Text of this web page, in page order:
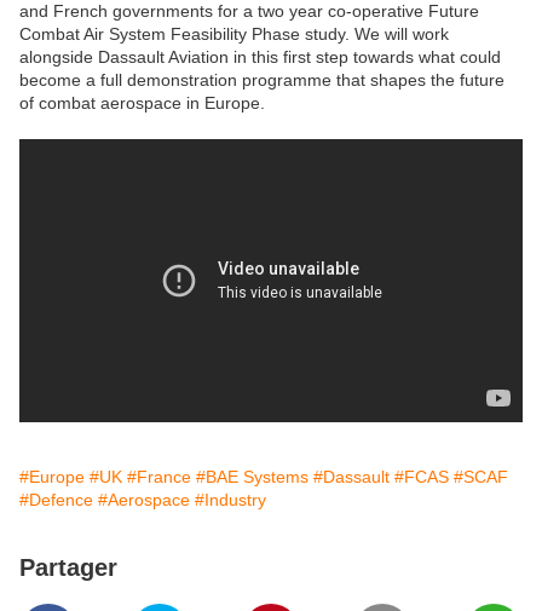
and French governments for a two year co-operative Future
Combat Air System Feasibility Phase study. We will work
alongside Dassault Aviation in this first step towards what could
become a full demonstration programme that shapes the future
of combat aerospace in Europe.
#Europe #UK #France #BAE Systems #Dassault #FCAS #SCAF
#Defence #Aerospace #Industry
Partager